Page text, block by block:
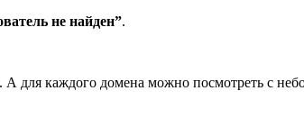
не найден”.
. А для каждого домена можно посмотреть с